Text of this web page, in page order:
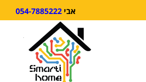
אבי 054-7885222